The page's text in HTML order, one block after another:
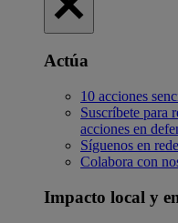
Actúa
10 acciones
Suscríbete para
acciones en
Síguenos en
Colabora con
Impacto local y